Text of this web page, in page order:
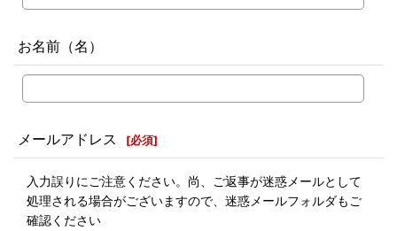
お名前（名）
メールアドレス [必須]
入力誤りにご注意ください。尚、ご返事が迷惑メールとして
処理される場合がございますので、迷惑メールフォルダもご
確認ください